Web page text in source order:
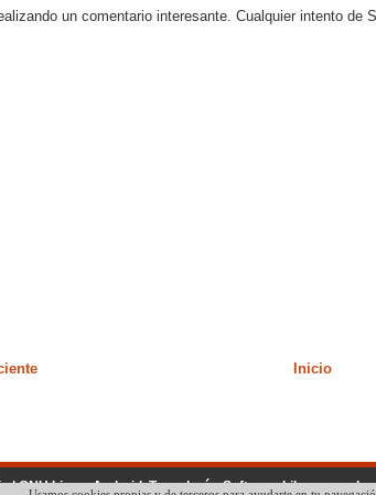
un comentario interesante. Cualquier intento de
Inicio
| GNU Linux, Android, Tecnología, Software Libre y